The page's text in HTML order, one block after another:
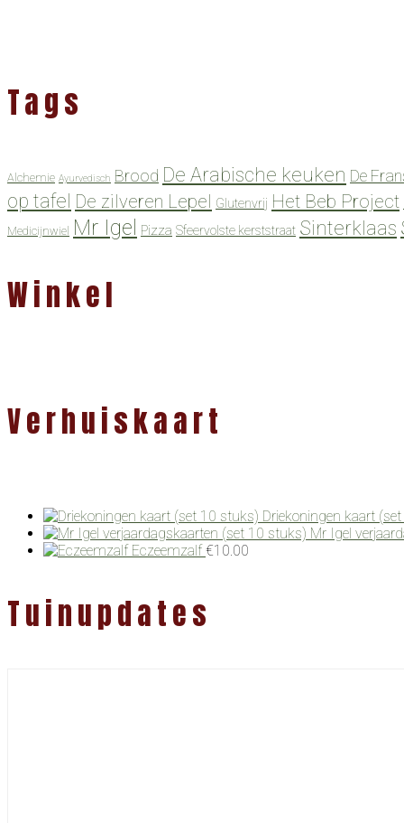
Tags
Alchemie Ayurvedisch Brood De Arabische keuken De
op tafel De zilveren Lepel Glutenvrij Het Beb Project
Medicijnwiel Mr Igel Pizza Sfeervolste kerststraat Sinterklaas
Winkel
Verhuiskaart
Driekoningen kaart
Mr Igel
Eczeemzalf €10.00
Tuinupdates